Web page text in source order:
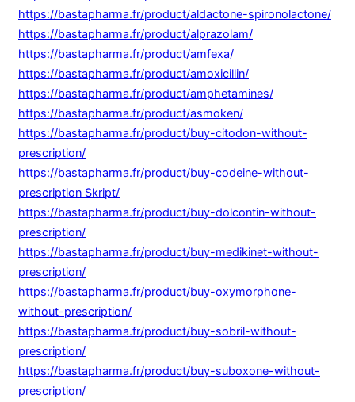
https://bastapharma.fr/product/aldactone-spironolactone/
https://bastapharma.fr/product/alprazolam/
https://bastapharma.fr/product/amfexa/
https://bastapharma.fr/product/amoxicillin/
https://bastapharma.fr/product/amphetamines/
https://bastapharma.fr/product/asmoken/
https://bastapharma.fr/product/buy-citodon-without-
prescription/
https://bastapharma.fr/product/buy-codeine-without-
prescription Skript/
https://bastapharma.fr/product/buy-dolcontin-without-
prescription/
https://bastapharma.fr/product/buy-medikinet-without-
prescription/
https://bastapharma.fr/product/buy-oxymorphone-
without-prescription/
https://bastapharma.fr/product/buy-sobril-without-
prescription/
https://bastapharma.fr/product/buy-suboxone-without-
prescription/